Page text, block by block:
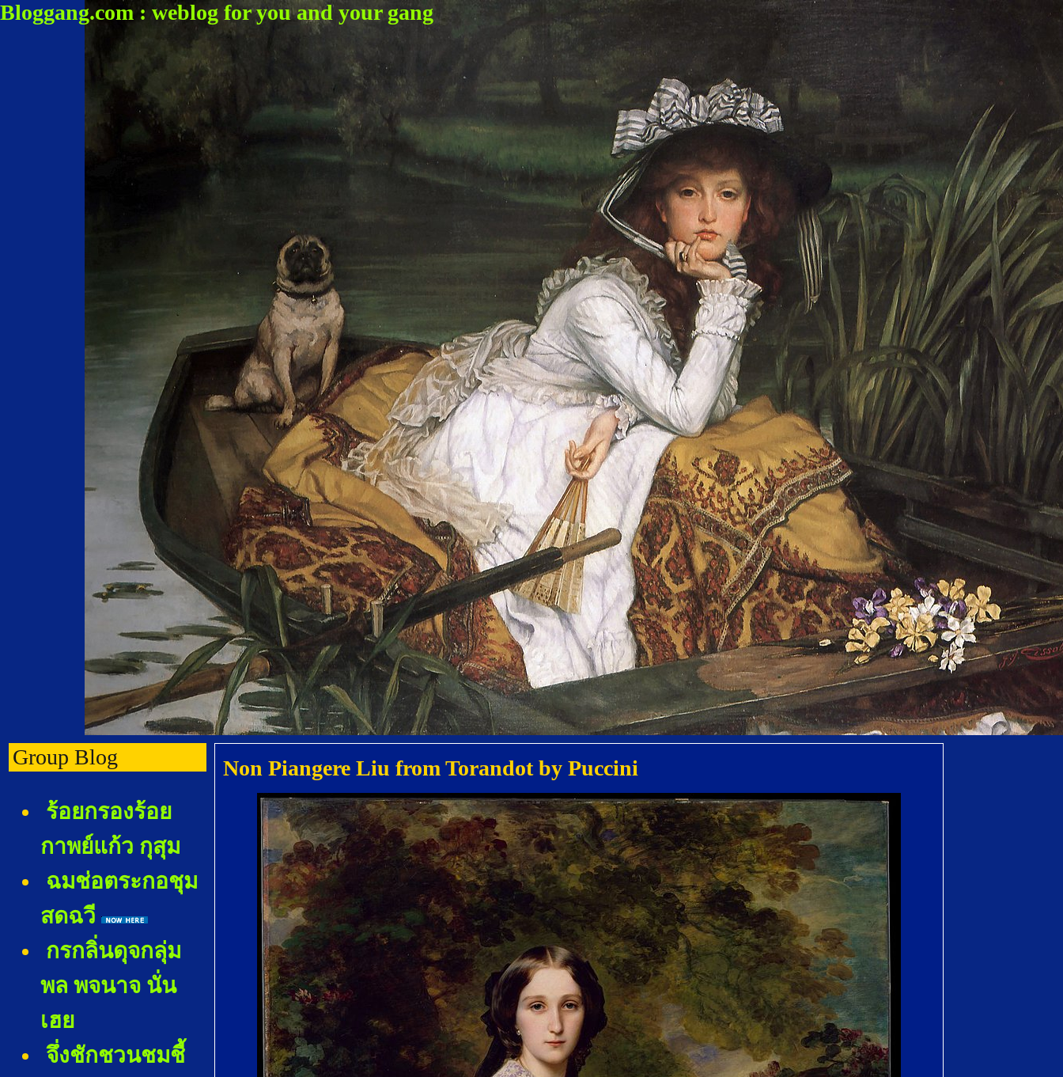
Bloggang.com : weblog for you and your gang
Group Blog
ร้อยกรองร้อ
กาพย์แก้ว กุสุม
ฉมช่อตระกอชุม
สดฉวี
กรกลิ่นดุจกลุ่ม
พล พจนาจ นั่น
เฮ
จึ่งชักชวนชมชี้
Non Piangere Liu from Torandot by Puccini